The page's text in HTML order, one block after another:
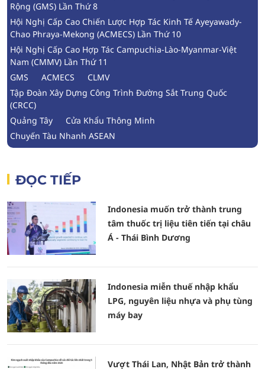
Rộng (GMS) Lần Thứ 8
Hội Nghị Cấp Cao Chiến Lược Hợp Tác Kinh Tế Ayeyawady-
Chao Phraya-Mekong (ACMECS) Lần Thứ 10
Hội Nghị Cấp Cao Hợp Tác Campuchia-Lào-Myanmar-Việt
Nam (CMMV) Lần Thứ 11
GMS
ACMECS
CLMV
Tập Đoàn Xây Dựng Công Trình Đường Sắt Trung Quốc
(CRCC)
Quảng Tây
Cửa Khẩu Thông Minh
Chuyến Tàu Nhanh ASEAN
ĐỌC TIẾP
Indonesia muốn trở thành trung
tâm thuốc trị liệu tiên tiến tại châu
Á - Thái Bình Dương
Indonesia miễn thuế nhập khẩu
LPG, nguyên liệu nhựa và phụ tùng
máy bay
Vượt Thái Lan, Nhật Bản trở thành